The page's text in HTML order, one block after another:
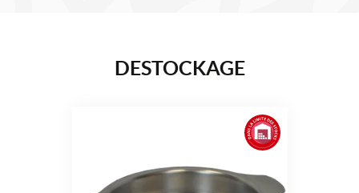
DESTOCKAGE